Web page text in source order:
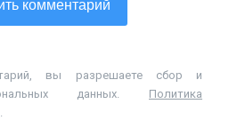
вы разрешаете сбор и
данных. Политика
.